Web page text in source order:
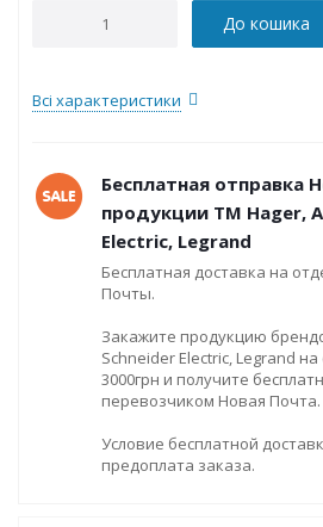
До кошика
Всі характеристики
Бесплатная отправка
продукции ТМ Hager,
Electric, Legrand
Бесплатная доставка на
Почты.
Закажите продукцию
Schneider Electric, Legrand
3000грн и получите
перевозчиком Новая Почта.
Условие бесплатной
предоплата заказа.